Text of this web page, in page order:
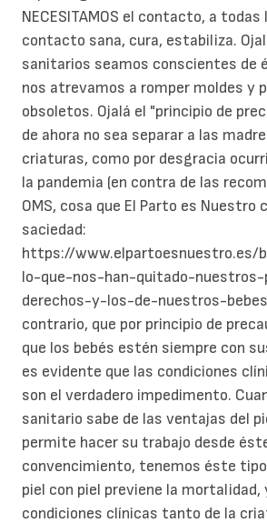
NECESITAMOS el contacto, a todas
contacto sana, cura, estabiliza.
sanitarios seamos conscientes de
nos atrevamos a romper moldes y
obsoletos. Ojalá el "principio de
de ahora no sea separar a las
criaturas, como por desgracia
la pandemia (en contra de las
OMS, cosa que El Parto es Nuestro
saciedad:
https://www.elpartoesnuestro.es/
lo-que-nos-han-quitado-
derechos-y-los-de-nuestros-
contrario, que por principio de
que los bebés estén siempre con
es evidente que las condiciones
son el verdadero impedimento.
sanitario sabe de las ventajas del
permite hacer su trabajo desde
convencimiento, tenemos éste
piel con piel previene la mortalidad,
condiciones clínicas tanto de la